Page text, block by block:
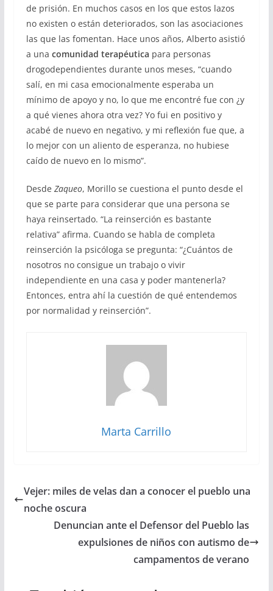
de prisión. En muchos casos en los que estos lazos
no existen o están deteriorados, son las asociaciones
las que las fomentan. Hace unos años, Alberto asistió
a una comunidad terapéutica para personas
drogodependientes durante unos meses, “cuando
salí, en mi casa emocionalmente esperaba un
mínimo de apoyo y no, lo que me encontré fue con ¿y
a qué vienes ahora otra vez? Yo fui en positivo y
acabé de nuevo en negativo, y mi reflexión fue que, a
lo mejor con un aliento de esperanza, no hubiese
caído de nuevo en lo mismo”.
Desde Zaqueo, Morillo se cuestiona el punto desde el
que se parte para considerar que una persona se
haya reinsertado. “La reinserción es bastante
relativa” afirma. Cuando se habla de completa
reinserción la psicóloga se pregunta: “¿Cuántos de
nosotros no consigue un trabajo o vivir
independiente en una casa y poder mantenerla?
Entonces, entra ahí la cuestión de qué entendemos
por normalidad y reinserción”.
Marta Carrillo
Vejer: miles de velas dan a conocer el pueblo una
noche oscura
Denuncian ante el Defensor del Pueblo las
expulsiones de niños con autismo de
campamentos de verano